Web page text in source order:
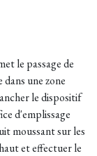
le passage de
une zone
le dispositif
d'emplissage
moussant sur les
et effectuer le